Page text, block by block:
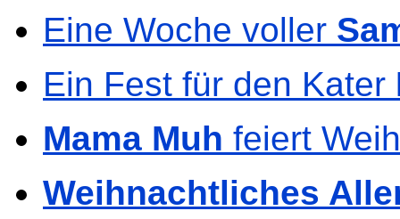
Eine Woche voller
Ein Fest für den Kater
Mama Muh feiert
Weihnachtliches